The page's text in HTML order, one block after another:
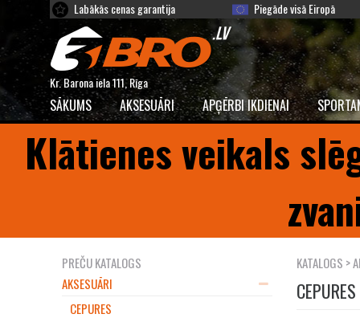
Labākās cenas garantija Piegāde visā Eiropā
Kr. Barona iela 111, Rīga
SĀKUMS AKSESUĀRI APĢĒRBI IKDIENAI
Klātienes veikals
PREČU KATALOGS
AKSESUĀRI
CEPURES
KATALOGS >
CEPURES